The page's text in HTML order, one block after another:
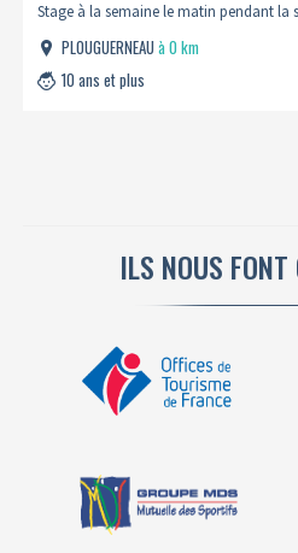
Stage à la semaine le matin pendant la
PLOUGUERNEAUà 0 km
10 ans et plus
ILS NOUS